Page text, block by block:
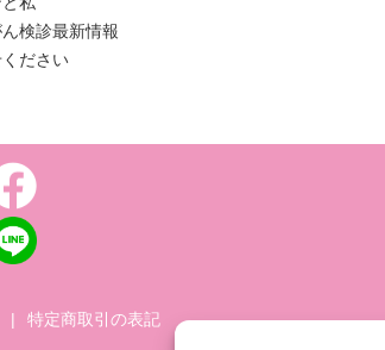
検診最新情報
ださい
| 特定商取引の表記